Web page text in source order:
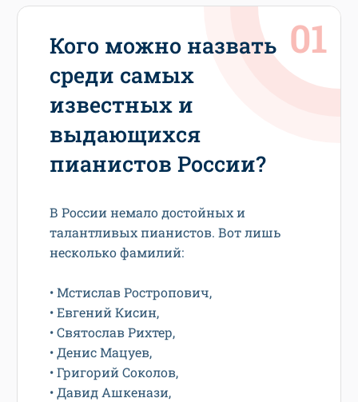
Кого можно назвать
среди самых
известных и
выдающихся
пианистов России?
В России немало достойных и
талантливых пианистов. Вот лишь
несколько фамилий:
• Мстислав Ростропович,
• Евгений Кисин,
• Святослав Рихтер,
• Денис Мацуев,
• Григорий Соколов,
• Давид Ашкенази,